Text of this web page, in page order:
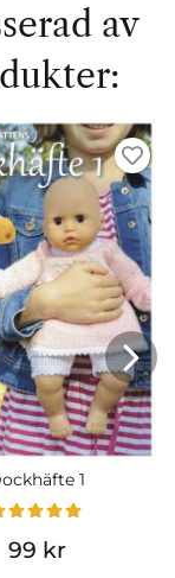
av
1
99 kr